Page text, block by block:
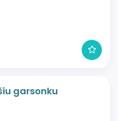
garsonku